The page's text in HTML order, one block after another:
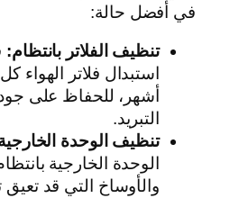
في أفضل حالة:
تنظيف الفلاتر بانتظام:
استبدال فلاتر الهواء
أشهر، للحفاظ على
التبريد.
تنظيف الوحدة
الوحدة الخارجية
والأوساخ التي قد تعيق